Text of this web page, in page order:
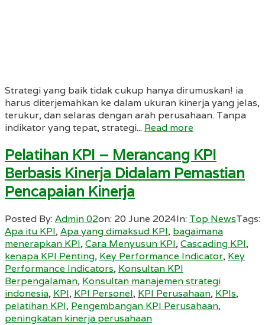
Strategi yang baik tidak cukup hanya dirumuskan! ia
harus diterjemahkan ke dalam ukuran kinerja yang jelas,
terukur, dan selaras dengan arah perusahaan. Tanpa
indikator yang tepat, strategi... Read more
Pelatihan KPI – Merancang KPI
Berbasis Kinerja Didalam Pemastian
Pencapaian Kinerja
Posted By:Admin 02on: 20 June 2024In: Top NewsTags:
Apa itu KPI,Apa yang dimaksud KPI, bagaimana
menerapkan KPI,Cara Menyusun KPI,Cascading KPI,
kenapa KPI Penting, Key Performance Indicator, Key
Performance Indicators, Konsultan KPI
Berpengalaman, Konsultan manajemen strategi
indonesia, KPI, KPI Personel, KPI Perusahaan, KPIs,
pelatihan KPI, Pengembangan KPI Perusahaan,
peningkatan kinerja perusahaan